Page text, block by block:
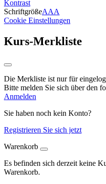
Kontrast
SchriftgrößeAAA
Cookie Einstellungen
Kurs-Merkliste
Die Merkliste ist nur für
Bitte melden Sie sich über den
Anmelden
Sie haben noch kein Konto?
Registrieren Sie sich jetzt
Warenkorb
Es befinden sich derzeit keine
Warenkorb.